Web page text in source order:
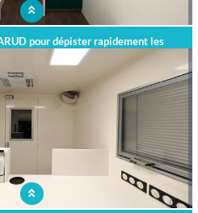
pour dépister rapidement les
et le VIH/Sida